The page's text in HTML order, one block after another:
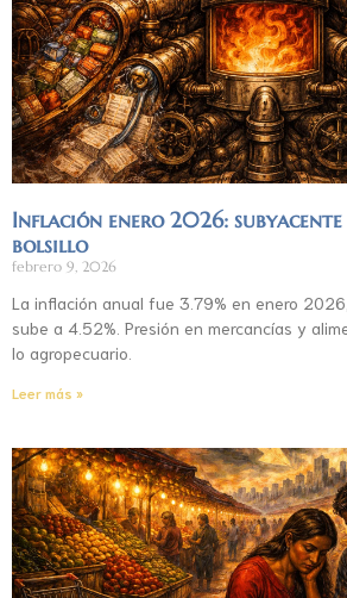
Inflación enero 2026:
bolsillo
febrero 9, 2026
La inflación anual fue 3.79% en enero
sube a 4.52%. Presión en mercancías y
lo agropecuario.
Leer más »